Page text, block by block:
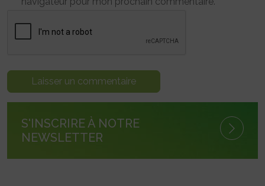
S'INSCRIRE À NOTRE
NEWSLETTER